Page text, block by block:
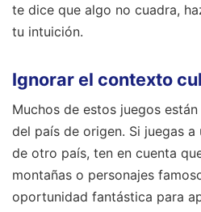
te dice que algo no cuadra,
tu intuición.
Ignorar el contexto
Muchos de estos juegos
del país de origen. Si juegas
de otro país, ten en cuenta
montañas o personajes
oportunidad fantástica para